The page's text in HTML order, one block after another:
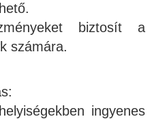
biztosít a
számára.
ingyenes